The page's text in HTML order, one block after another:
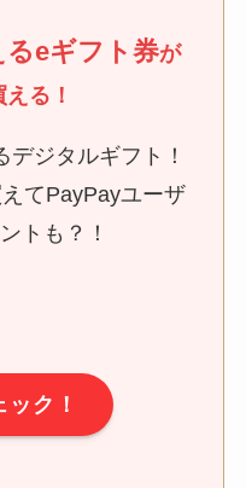
eギフト券が
る！
ジタルギフト！
てPayPayユーザ
トも？！
ク！